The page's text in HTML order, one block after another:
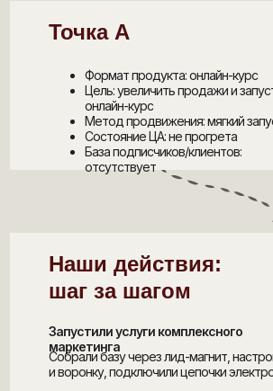
Формат продукта: онлайн-курс
Цель: увеличить продажи и
онлайн-курс
Метод продвижения: мягкий
Состояние ЦА: не прогрета
База подписчиков/клиентов:
отсутствует
Точка А
Собрали базу через лид-магнит,
и воронку, подключили цепочки
Запустили услуги комплексного
маркетинга
Наши действия:
шаг за шагом